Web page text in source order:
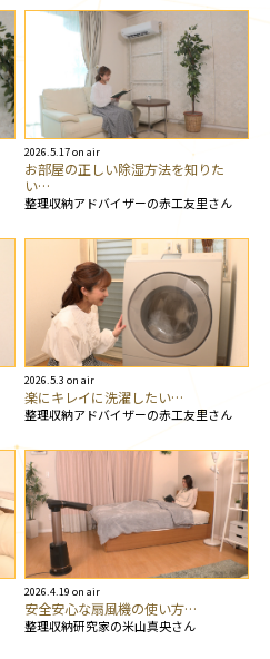
2026.5.17 on air
お部屋の正しい除湿方法を知りた
い…
整理収納アドバイザーの赤工友里さん
2026.5.3 on air
楽にキレイに洗濯したい…
整理収納アドバイザーの赤工友里さん
2026.4.19 on air
安全安心な扇風機の使い方…
整理収納研究家の米山真央さん